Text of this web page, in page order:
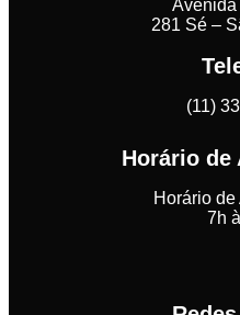
Avenida
281 Sé –
(11)
Horário de
Horário
7h